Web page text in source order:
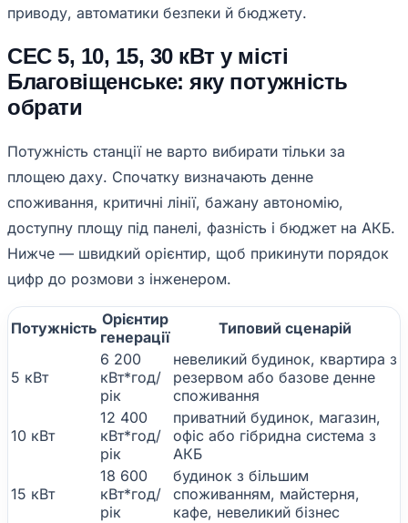
приводу, автоматики безпеки й бюджету.
СЕС 5, 10, 15, 30 кВт у місті
Благовіщенське: яку потужність
обрати
Потужність станції не варто вибирати тільки за
площею даху. Спочатку визначають денне
споживання, критичні лінії, бажану автономію,
доступну площу під панелі, фазність і бюджет на АКБ.
Нижче — швидкий орієнтир, щоб прикинути порядок
цифр до розмови з інженером.
Потужність Орієнтир
генерації
Типовий сценарій
5 кВт
6 200
кВт*год/
рік
невеликий будинок, квартира з
резервом або базове денне
споживання
10 кВт
12 400
кВт*год/
рік
приватний будинок, магазин,
офіс або гібридна система з
АКБ
15 кВт
18 600
кВт*год/
рік
будинок з більшим
споживанням, майстерня,
кафе, невеликий бізнес